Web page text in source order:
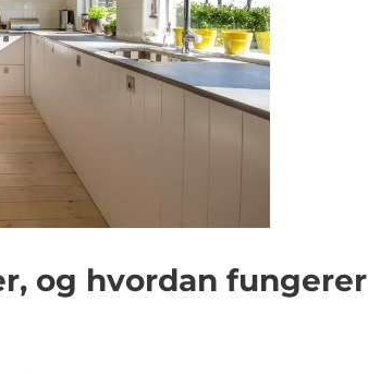
og hvordan fungerer